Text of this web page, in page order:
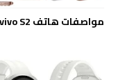
مواصفات هاتف vivo S2 كاملة